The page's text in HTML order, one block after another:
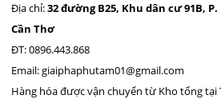
Địa chỉ:32 đường B25, Khu dân cư 91B,
Cần Thơ
ĐT: 0896.443.868
Email: giaiphaphutam01@gmail.com
Hàng hóa được vận chuyển từ Kho tổng tại